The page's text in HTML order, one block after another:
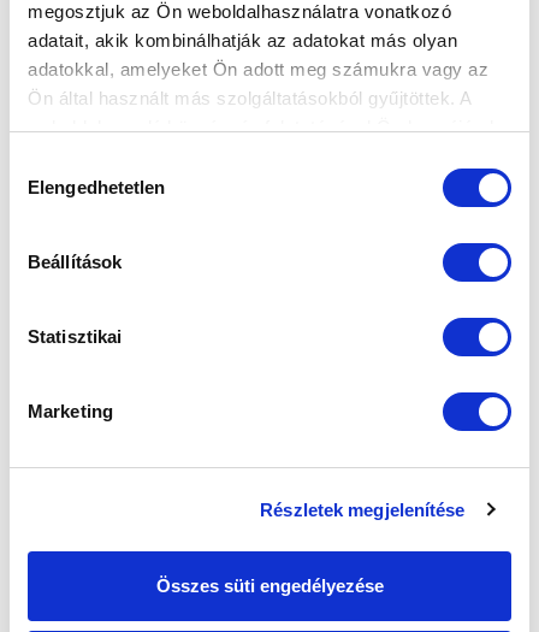
megosztjuk az Ön weboldalhasználatra vonatkozó
adatait, akik kombinálhatják az adatokat más olyan
adatokkal, amelyeket Ön adott meg számukra vagy az
Ön által használt más szolgáltatásokból gyűjtöttek. A
weboldalon való böngészés folytatásával Ön hozzájárul a
kiválasztása
Elengedhetetlen
Beállítások
Statisztikai
Marketing
Részletek megjelenítése
Összes süti engedélyezése
AZ ÚJ HIDEGKUTI NÁNDOR STADION